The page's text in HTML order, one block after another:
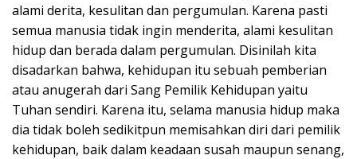
alami derita, kesulitan dan pergumulan. Karena pasti
semua manusia tidak ingin menderita, alami kesulitan
hidup dan berada dalam pergumulan. Disinilah kita
disadarkan bahwa, kehidupan itu sebuah pemberian
atau anugerah dari Sang Pemilik Kehidupan yaitu
Tuhan sendiri. Karena itu, selama manusia hidup maka
dia tidak boleh sedikitpun memisahkan diri dari pemilik
kehidupan, baik dalam keadaan susah maupun senang,